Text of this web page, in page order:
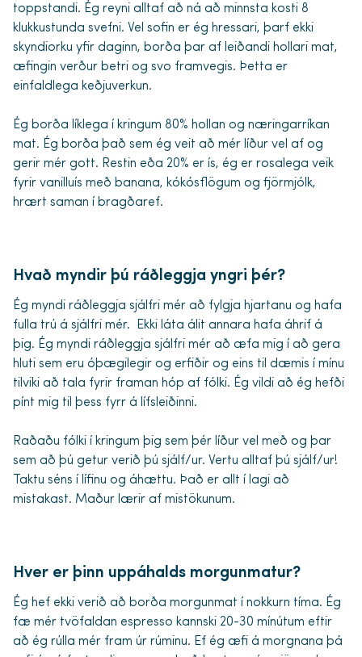
toppstandi. Ég reyni alltaf að ná að minnsta kosti 8
klukkustunda svefni. Vel sofin er ég hressari, þarf ekki
skyndiorku yfir daginn, borða þar af leiðandi hollari mat,
æfingin verður betri og svo framvegis. Þetta er
einfaldlega keðjuverkun.
Ég borða líklega í kringum 80% hollan og næringarríkan
mat. Ég borða það sem ég veit að mér líður vel af og
gerir mér gott. Restin eða 20% er ís, ég er rosalega veik
fyrir vanilluís með banana, kókósflögum og fjörmjólk,
hrært saman í bragðaref.
Hvað myndir þú ráðleggja yngri þér?
Ég myndi ráðleggja sjálfri mér að fylgja hjartanu og hafa
fulla trú á sjálfri mér. Ekki láta álit annara hafa áhrif á
þig. Ég myndi ráðleggja sjálfri mér að æfa mig í að gera
hluti sem eru óþægilegir og erfiðir og eins til dæmis í mínu
tilviki að tala fyrir framan hóp af fólki. Ég vildi að ég hefði
pínt mig til þess fyrr á lífsleiðinni.
Raðaðu fólki í kringum þig sem þér líður vel með og þar
sem að þú getur verið þú sjálf/ur. Vertu alltaf þú sjálf/ur!
Taktu séns í lífinu og áhættu. Það er allt í lagi að
mistakast. Maður lærir af mistökunum.
Hver er þinn uppáhalds morgunmatur?
Ég hef ekki verið að borða morgunmat í nokkurn tíma. Ég
fæ mér tvöfaldan espresso kannski 20-30 mínútum eftir
að ég rúlla mér fram úr rúminu. Ef ég æfi á morgnana þá